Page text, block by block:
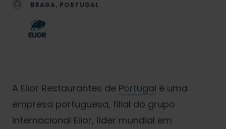
BRAGA, PORTUGAL
A Elior Restaurantes de Portugal é uma
empresa portuguesa, filial do grupo
internacional Elior, líder mundial em